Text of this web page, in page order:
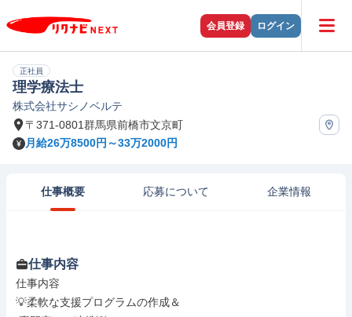
会員登録 ログイン
正社員
理学療法士
株式会社サシノベルテ
〒371-0801群馬県前橋市文京町
月給26万8500円～33万2000円
仕事概要 応募について 企業情報
仕事内容
仕事内容
💡柔軟な支援プログラムの作成＆